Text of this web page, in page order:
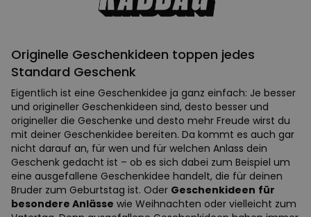
Originelle Geschenkideen toppen jedes
Standard Geschenk
Eigentlich ist eine Geschenkidee ja ganz einfach: Je besser
und origineller Geschenkideen sind, desto besser und
origineller die Geschenke und desto mehr Freude wirst du
mit deiner Geschenkidee bereiten. Da kommt es auch gar
nicht darauf an, für wen und für welchen Anlass dein
Geschenk gedacht ist – ob es sich dabei zum Beispiel um
eine ausgefallene Geschenkidee handelt, die für deinen
Bruder zum Geburtstag ist. Oder Geschenkideen für
besondere Anlässe wie Weihnachten oder vielleicht zum